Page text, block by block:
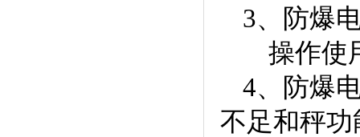
3、防爆
操作使
4、防爆
不足和秤